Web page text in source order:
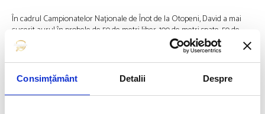
Consimțământ Detalii Despre
În cadrul Campionatelor Naționale de Înot de la Otopeni, David a mai
cucerit aurul în probele de 50 de metri liber, 100 de metri spate, 50 de
metri fluture (a bătut recordul național al acestei probe) și 400 de metri
liber.
Sursa: Hotnews.ro